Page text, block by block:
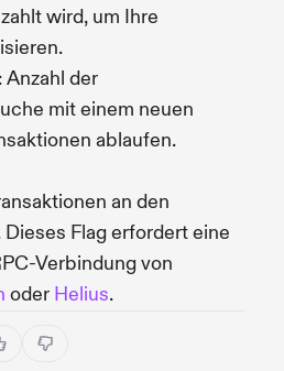
wird, um Ihre
: Anzahl der
mit einem neuen
ablaufen.
an den
Flag erfordert eine
Verbindung von
oder Helius.